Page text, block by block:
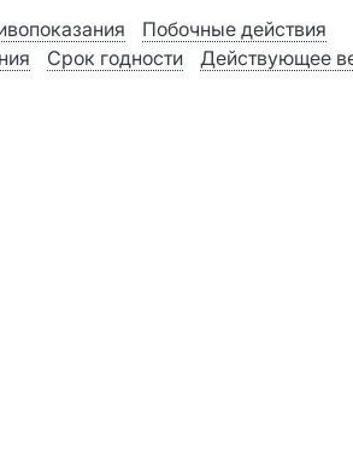
Побочные действия
Срок годности Действующее